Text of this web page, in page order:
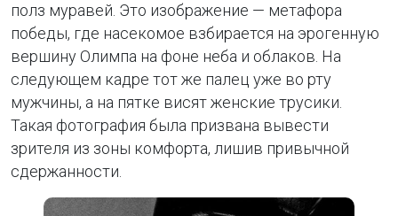
полз муравей. Это изображение — метафора
победы, где насекомое взбирается на эрогенную
вершину Олимпа на фоне неба и облаков. На
следующем кадре тот же палец уже во рту
мужчины, а на пятке висят женские трусики.
Такая фотография была призвана вывести
зрителя из зоны комфорта, лишив привычной
сдержанности.